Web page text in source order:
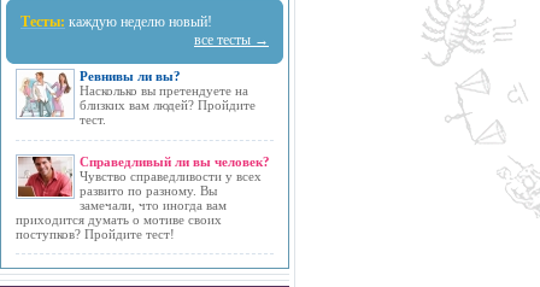
Тесты: каждую неделю новый!
все тесты →
Ревнивы ли вы?
Насколько вы претендуете на
близких вам людей? Пройдите
тест.
Справедливый ли вы человек?
Чувство справедливости у всех
развито по разному. Вы
замечали, что иногда вам
приходится думать о мотиве своих
поступков? Пройдите тест!